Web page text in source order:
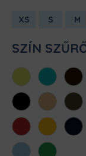
XS S M
SZÍN
AlmazöldAtollkék
FeketeHomokKhaki
Piros Sárga
Világoskék
Zöld